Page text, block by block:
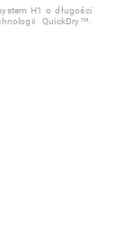
H1 o długości
QuickDry™.